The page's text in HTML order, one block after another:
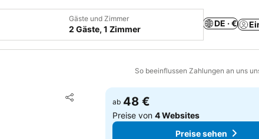
Gäste und Zimmer
2 Gäste, 1 Zimmer
DE · €
So beeinflussen Zahlungen an uns
Teilen
Zu Favoriten hinzufügen
ab 48 €
Preise von4 Websites
Preise sehen